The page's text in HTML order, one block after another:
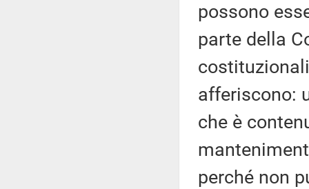
possono
parte della
afferiscono:
che è
perché non